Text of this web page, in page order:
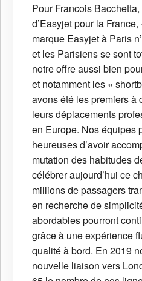
Pour Francois
d’Easyjet pour la
marque Easyjet à Paris
et les Parisiens se sont
notre offre aussi bien
et notamment les «
avons été les premiers à
leurs déplacements
en Europe. Nos équipes
heureuses d’avoir
mutation des habitudes
célébrer aujourd’hui ce
millions de passagers
en recherche de
abordables pourront
grâce à une expérience
qualité à bord. En 2019
nouvelle liaison vers